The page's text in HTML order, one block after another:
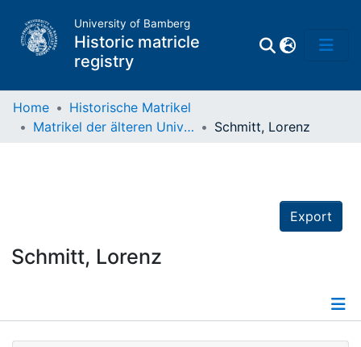
University of Bamberg
Historic matricle
registry
Home
Historische Matrikel
Matrikel der älteren Universität
Schmitt, Lorenz
Export
Schmitt, Lorenz
Details